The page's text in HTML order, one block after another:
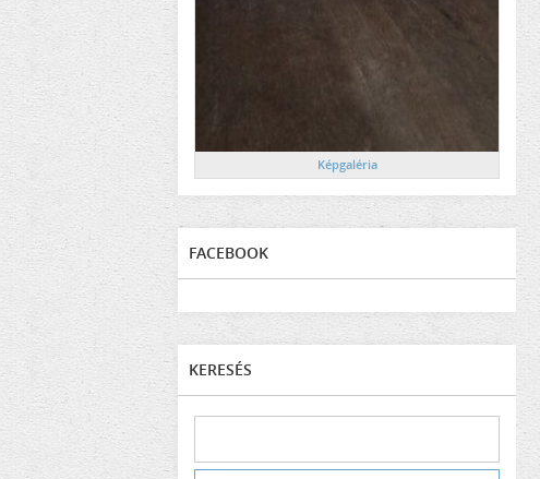
Képgaléria
FACEBOOK
KERESÉS